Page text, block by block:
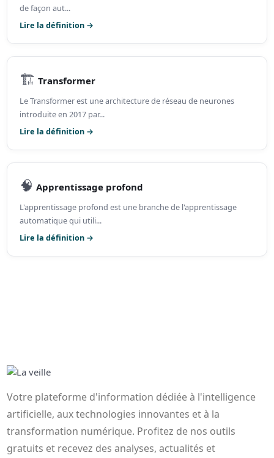
de façon aut...
Lire la définition →
🏗️ Transformer
Le Transformer est une architecture de réseau de neurones
introduite en 2017 par...
Lire la définition →
🧠 Apprentissage profond
L'apprentissage profond est une branche de l'apprentissage
automatique qui utili...
Lire la définition →
Votre plateforme d'information dédiée à l'intelligence
artificielle, aux technologies innovantes et à la
transformation numérique. Profitez de nos outils
gratuits et recevez des analyses, actualités et